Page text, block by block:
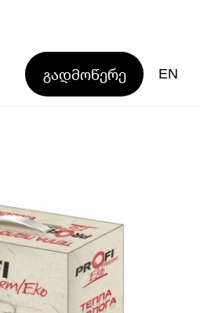
გადმოწერე EN